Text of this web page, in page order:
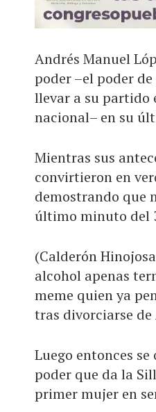
Andrés Manuel
poder –el poder
llevar a su partido
nacional– en su
Mientras sus
convirtieron en
demostrando que
último minuto del
(Calderón
alcohol apenas
meme quien ya
tras divorciarse de
Luego entonces
poder que da la
primer mujer en